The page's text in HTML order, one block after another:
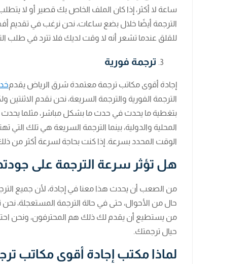
ساعة لا أكثر، إذا كان الملف الخاص بك قصير أو لا
الترجمة أيضًا خلال بضع ساعات، نحن نرغب في
للقلق عندما تشعر أنه لا وقت لديك فلا تترد في
ترجمة فورية
إجادة أقوى مكاتب ترجمة معتمدة شرق الرياض يقدم
الترجمة الفورية والترجمة السريعة، نحن نقدم الاثنتين
بتغطية ما يحدث في حدث ما بشكل مباشر، مثلما يحدث
المحلية والدولية، بينما الترجمة السريعة هي تلك
الوقت المحدد بسرعة. إذا كنت بحاجة لسرعة أكثر من
هل تؤثر سرعة الترجمة على
من الصعب أن يحدث هذا معنا في إجادة، لأن جميع
حال من الأحوال، حتى في حالة الترجمة المستعجلة،
حيال ترجمتك.
لماذا مكتب إجادة أقوى مكاتب